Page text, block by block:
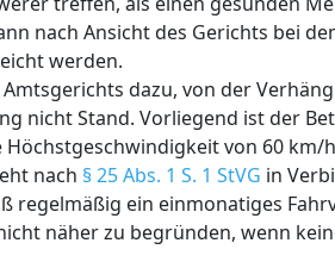
nach Ansicht des Gerichts bei
werden.
dazu, von der
nicht Stand. Vorliegend ist der
von 60
nach § 25 Abs. 1 S. 1 StVG in
regelmäßig ein einmonatiges
näher zu begründen, wenn